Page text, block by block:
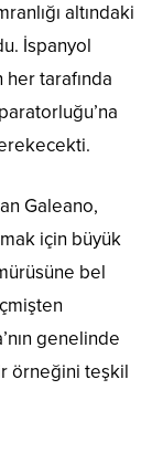
altındaki
İspanyol
her tarafında
Galeano,
için büyük
bel
genelinde
örneğini teşkil